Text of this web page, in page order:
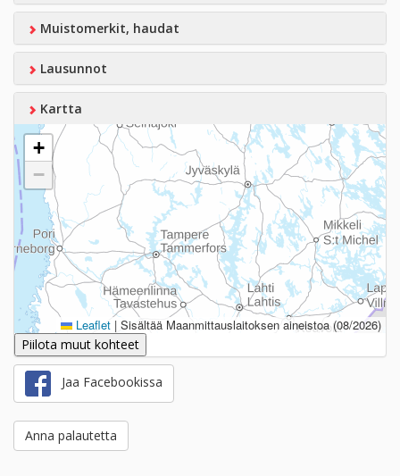
Muistomerkit, haudat
Lausunnot
Kartta
+
−
Leaflet | Sisältää Maanmittauslaitoksen aineistoa (08/2026)
Piilota muut kohteet
Jaa Facebookissa
Anna palautetta